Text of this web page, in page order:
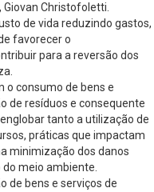
Christofoletti.
de vida reduzindo gastos,
favorecer o
para a reversão dos
o consumo de bens e
de resíduos e consequente
tanto a utilização de
práticas que impactam
minimização dos danos
meio ambiente.
de bens e serviços de